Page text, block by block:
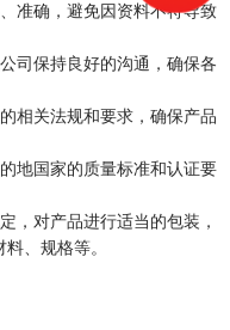
准确，避免因资料不符导致
司保持良好的沟通，确保各
相关法规和要求，确保产品
地国家的质量标准和认证要
，对产品进行适当的包装，
、规格等。